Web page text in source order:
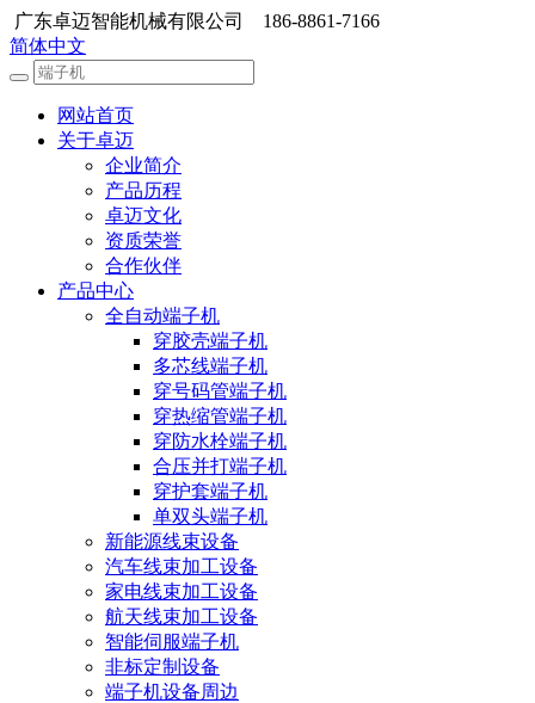
广东卓迈智能机械有限公司 186-8861-7166
简体中文
网站首页
关于卓迈
企业简介
产品历程
卓迈文化
资质荣誉
合作伙伴
产品中心
全自动端子机
穿胶壳端子机
多芯线端子机
穿号码管端子机
穿热缩管端子机
穿防水栓端子机
合压并打端子机
穿护套端子机
单双头端子机
新能源线束设备
汽车线束加工设备
家电线束加工设备
航天线束加工设备
智能伺服端子机
非标定制设备
端子机设备周边